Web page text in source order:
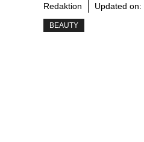
Redaktion Updated on:
BEAUTY